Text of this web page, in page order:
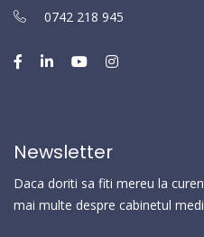
0742 218 945
Newsletter
Daca doriti sa fiti mereu la
mai multe despre cabinetul